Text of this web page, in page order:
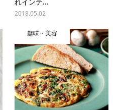
2018.05.02
趣味・美容